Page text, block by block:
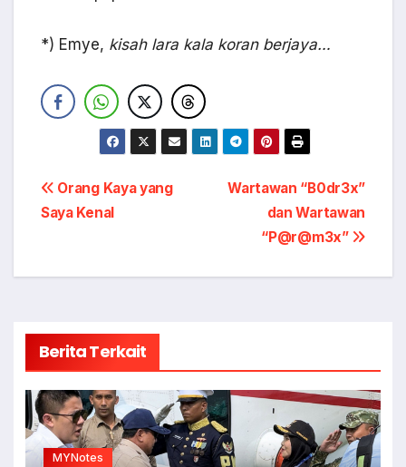
*) Emye, kisah lara kala koran berjaya…
Navigasi
pos
Wartawan “B0dr3x”
dan Wartawan
“P@r@m3x”
Orang Kaya yang
Saya Kenal
Berita Terkait
MYNotes